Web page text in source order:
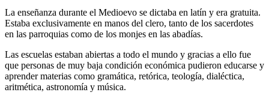
La enseñanza durante el Medioevo se dictaba en latín y era gratuita.
Estaba exclusivamente en manos del clero, tanto de los sacerdotes
en las parroquias como de los monjes en las abadías.
Las escuelas estaban abiertas a todo el mundo y gracias a ello fue
que personas de muy baja condición económica pudieron educarse y
aprender materias como gramática, retórica, teología, dialéctica,
aritmética, astronomía y música.